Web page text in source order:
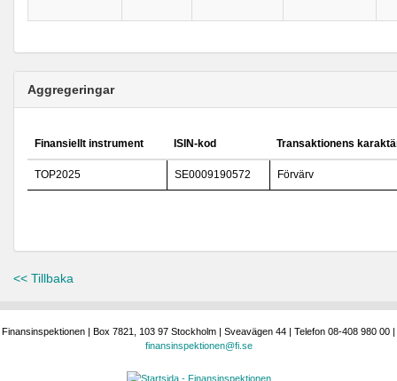
Aggregeringar
Finansiellt instrument ISIN-kod Transaktionens
TOP2025 SE0009190572 Förvärv
<< Tillbaka
Finansinspektionen | Box 7821, 103 97 Stockholm | Sveavägen 44 | Telefon 08-408 980 00 |
finansinspektionen@fi.se